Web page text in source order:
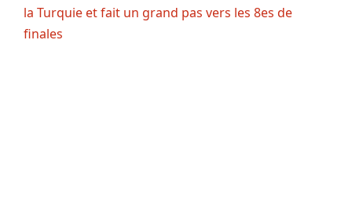
la Turquie et fait un grand pas vers les 8es de
finales